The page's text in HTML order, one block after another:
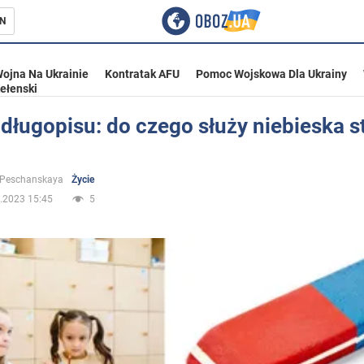
Ukrainie
Na Ukrainie Kontratak AFU Pomoc Wojskowa Dla Ukrainy
do czego służy niebieska
Życie
15:45
5